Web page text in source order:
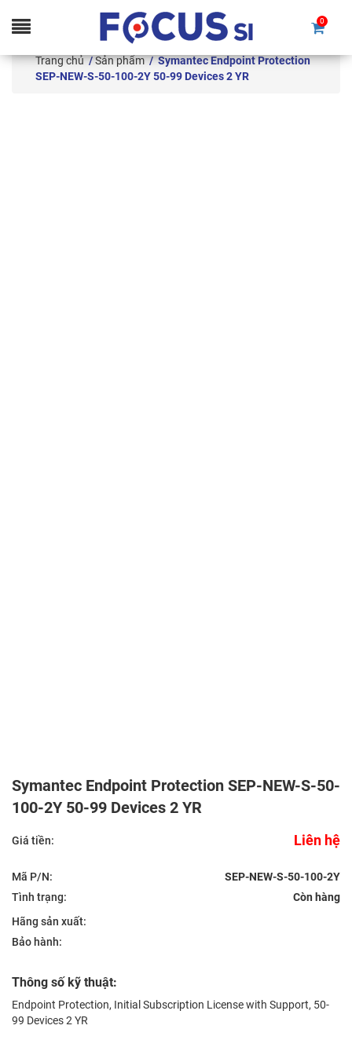
to
content
0
Trang chủ/Sản phẩm/ Symantec Endpoint Protection
SEP-NEW-S-50-100-2Y 50-99 Devices 2 YR
Symantec Endpoint Protection SEP-NEW-S-50-
100-2Y 50-99 Devices 2 YR
Giá tiền: Liên hệ
Mã P/N:
SEP-NEW-S-50-100-2Y
Tình trạng:
Hãng sản xuất:
Bảo hành:
Thông số kỹ thuật:
Endpoint Protection, Initial Subscription License with Support, 50-
99 Devices 2 YR